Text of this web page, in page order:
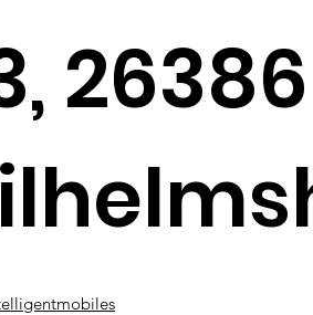
26386